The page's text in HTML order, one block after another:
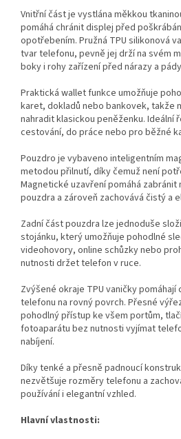
Vnitřní část je vystlána měkkou
pomáhá chránit displej před
opotřebením. Pružná TPU silikonová
tvar telefonu, pevně jej drží na svém
boky i rohy zařízení před nárazy a
Praktická wallet funkce umožňuje
karet, dokladů nebo bankovek, takže
nahradit klasickou peněženku. Ideální
cestování, do práce nebo pro běžné
Pouzdro je vybaveno inteligentním
metodou přilnutí, díky čemuž není
Magnetické uzavření pomáhá
pouzdra a zároveň zachovává čistý a
Zadní část pouzdra lze jednoduše
stojánku, který umožňuje pohodlné
videohovory, online schůzky nebo
nutnosti držet telefon v ruce.
Zvýšené okraje TPU vaničky
telefonu na rovný povrch. Přesné
pohodlný přístup ke všem portům,
fotoaparátu bez nutnosti vyjímat
nabíjení.
Díky tenké a přesně padnoucí
nezvětšuje rozměry telefonu a
používání i elegantní vzhled.
Hlavní vlastnosti: